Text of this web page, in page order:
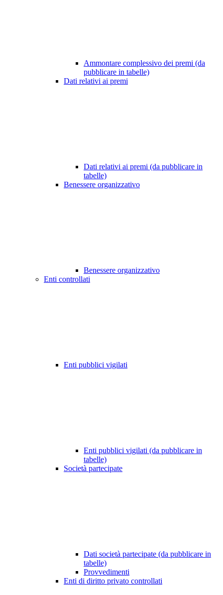
Ammontare complessivo dei premi (da
pubblicare in tabelle)
Dati relativi ai premi
Dati relativi ai premi (da pubblicare in
tabelle)
Benessere organizzativo
Benessere organizzativo
Enti controllati
Enti pubblici vigilati
Enti pubblici vigilati (da pubblicare in
tabelle)
Società partecipate
Dati società partecipate (da pubblicare in
tabelle)
Provvedimenti
Enti di diritto privato controllati